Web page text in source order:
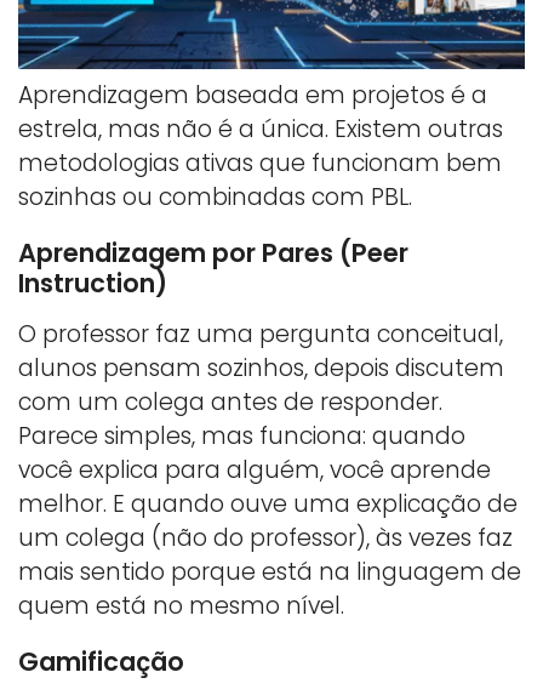
Aprendizagem baseada em projetos é a
estrela, mas não é a única. Existem outras
metodologias ativas que funcionam bem
sozinhas ou combinadas com PBL.
Aprendizagem por Pares (Peer
Instruction)
O professor faz uma pergunta conceitual,
alunos pensam sozinhos, depois discutem
com um colega antes de responder.
Parece simples, mas funciona: quando
você explica para alguém, você aprende
melhor. E quando ouve uma explicação de
um colega (não do professor), às vezes faz
mais sentido porque está na linguagem de
quem está no mesmo nível.
Gamificação